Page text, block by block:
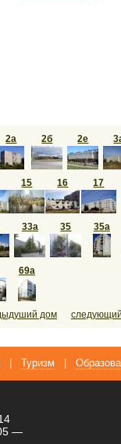
2а 2б 2е
15 16 17
33а 35 35а
69а
дом
Туризм
—